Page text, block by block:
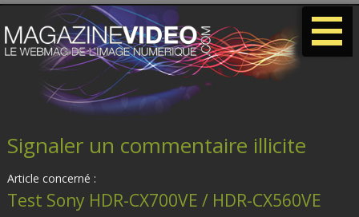
Signaler un commentaire illicite
Article concerné :
Test Sony HDR-CX700VE / HDR-CX560VE
-
-
-